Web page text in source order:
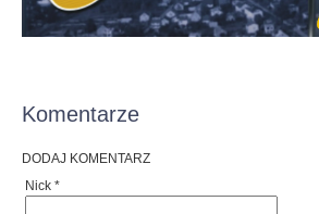
Komentarze
DODAJ KOMENTARZ
Nick *